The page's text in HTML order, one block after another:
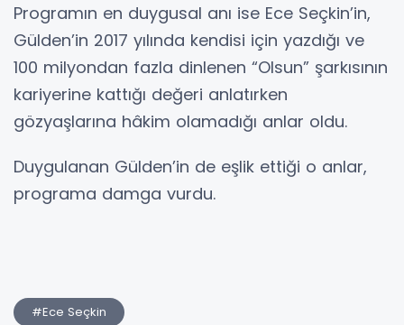
Programın en duygusal anı ise Ece Seçkin’in,
Gülden’in 2017 yılında kendisi için yazdığı ve
100 milyondan fazla dinlenen “Olsun” şarkısının
kariyerine kattığı değeri anlatırken
gözyaşlarına hâkim olamadığı anlar oldu.
Duygulanan Gülden’in de eşlik ettiği o anlar,
programa damga vurdu.
#Ece Seçkin